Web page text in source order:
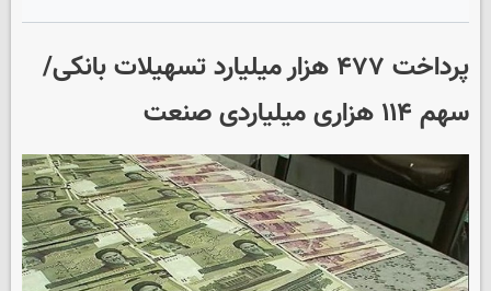
پرداخت ۴۷۷ هزار میلیارد تسهیلات بانکی/
سهم ۱۱۴ هزاری میلیاردی صنعت